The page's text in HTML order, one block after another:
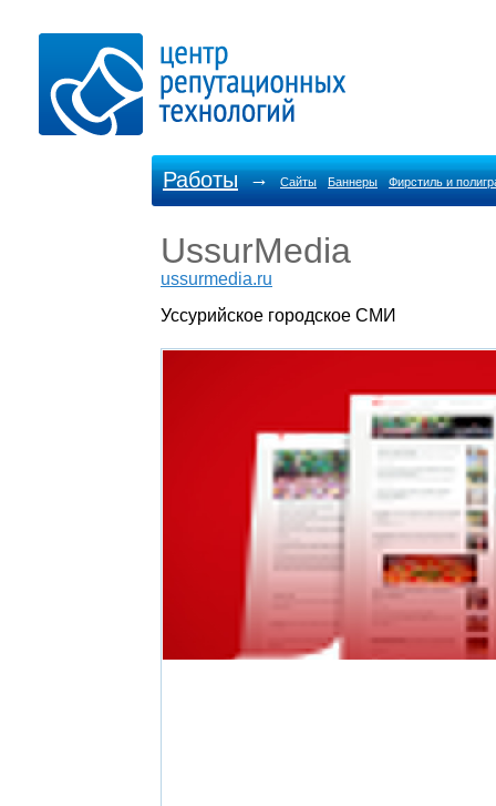
Работы → Сайты Баннеры Фирстиль и
UssurMedia
ussurmedia.ru
Уссурийское городское СМИ